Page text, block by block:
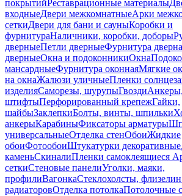
покрытийРеставрационные материалы
входныеДвери межкомнатныеАрки
сеткиДвери для бани и сауныКоробки и
фурнитураНаличники, коробки, доборы
дверныеПетли дверныеФурнитура
дверныеОкна и подоконникиОкна
мансардныеФурнитура оконнаяМягкие
на окнаЖалюзи уличныеПленки
изделияСаморезы, шурупыГвозди
штифтыПерфорированный крепежГайки,
шайбыЗаклепкиБолты, винты, шпильки
анкерыКарабиныФиксаторы арматуры
универсальныеОтделка стенОбоиЖидкие
обоиФотообоиШтукатурки декоративные
каменьСкиналиПленки самоклеящиеся
сеткиСтеновые панелиУголки, маяки,
профилиВагонкаСтеклохолсты, флизелин
радиаторовОтделка потолкаПотолочные